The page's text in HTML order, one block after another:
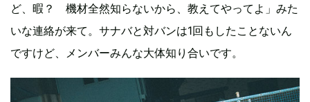
ど、暇？ 機材全然知らないから、教えてやってよ」みた
いな連絡が来て。サナバと対バンは1回もしたことないん
ですけど、メンバーみんな大体知り合いです。